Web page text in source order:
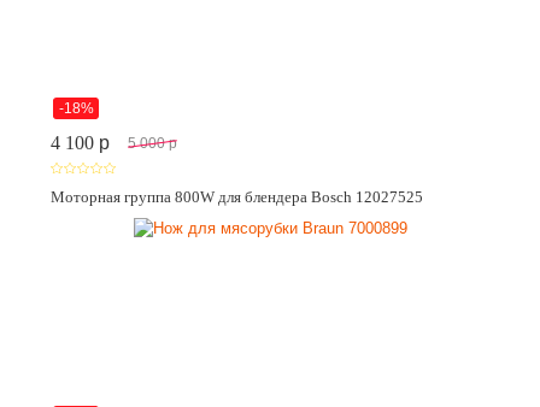
-18%
4 100 p 5 000 p
Моторная группа 800W для блендера Bosch 12027525